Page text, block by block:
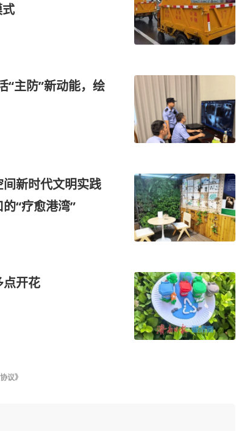
主防”新动能，绘
新时代文明实践
“疗愈港湾”
点开花
议》